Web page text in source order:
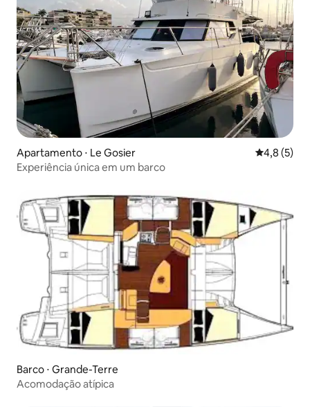
Apartamento ⋅ Le Gosier 4,8 de
4,8 (5)
Experiência única em um barco
Barco ⋅ Grande-Terre
Acomodação atípica